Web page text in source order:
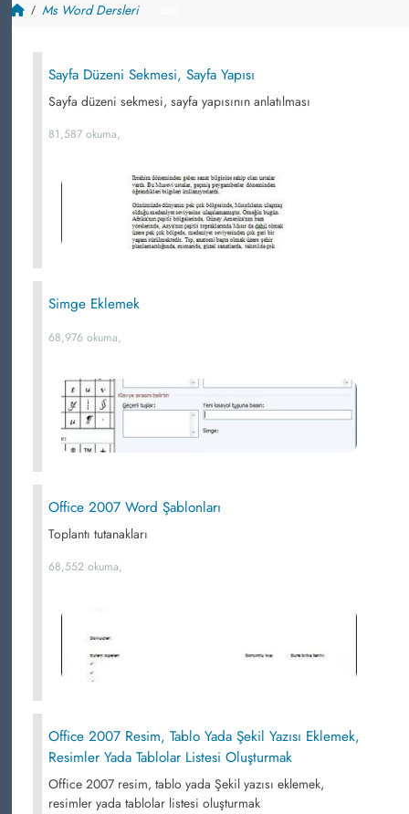
Ms Word Dersleri
Sayfa Düzeni Sekmesi, Sayfa Yapısı
Sayfa düzeni sekmesi, sayfa yapısının anlatılması
81,587 okuma,
Simge Eklemek
68,976 okuma,
Office 2007 Word Şablonları
Toplantı tutanakları
68,552 okuma,
Office 2007 Resim, Tablo Yada Şekil Yazısı Eklemek,
Resimler Yada Tablolar Listesi Oluşturmak
Office 2007 resim, tablo yada Şekil yazısı eklemek,
resimler yada tablolar listesi oluşturmak